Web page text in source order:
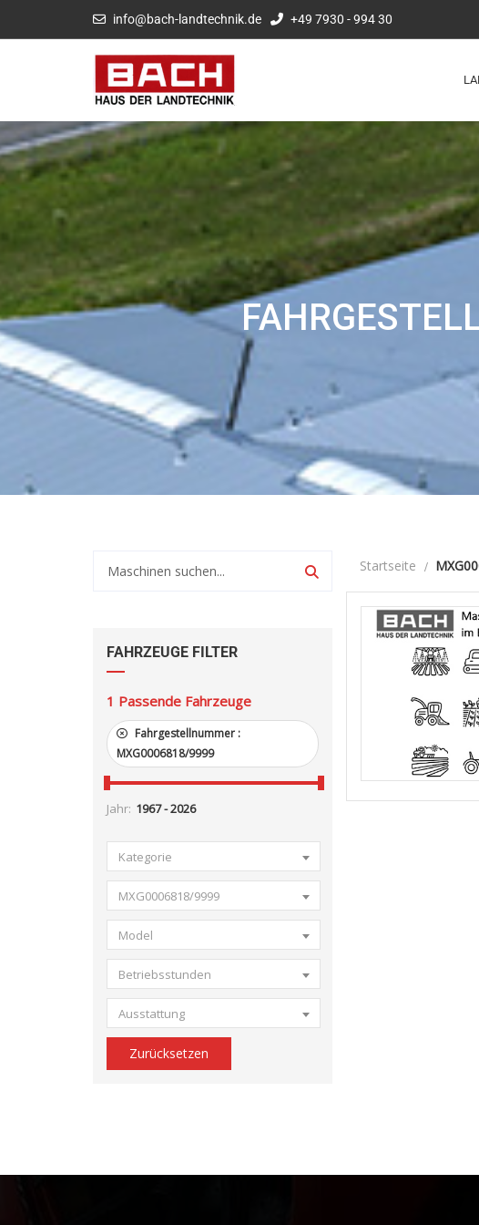
info@bach-landtechnik.de +49 7930 - 994 30
FAHRZEUGE FILTER
1 Passende Fahrzeuge
Fahrgestellnummer :
MXG0006818/9999
Jahr:
Kategorie
MXG0006818/9999
Model
Betriebsstunden
Ausstattung
Zurücksetzen
Startseite